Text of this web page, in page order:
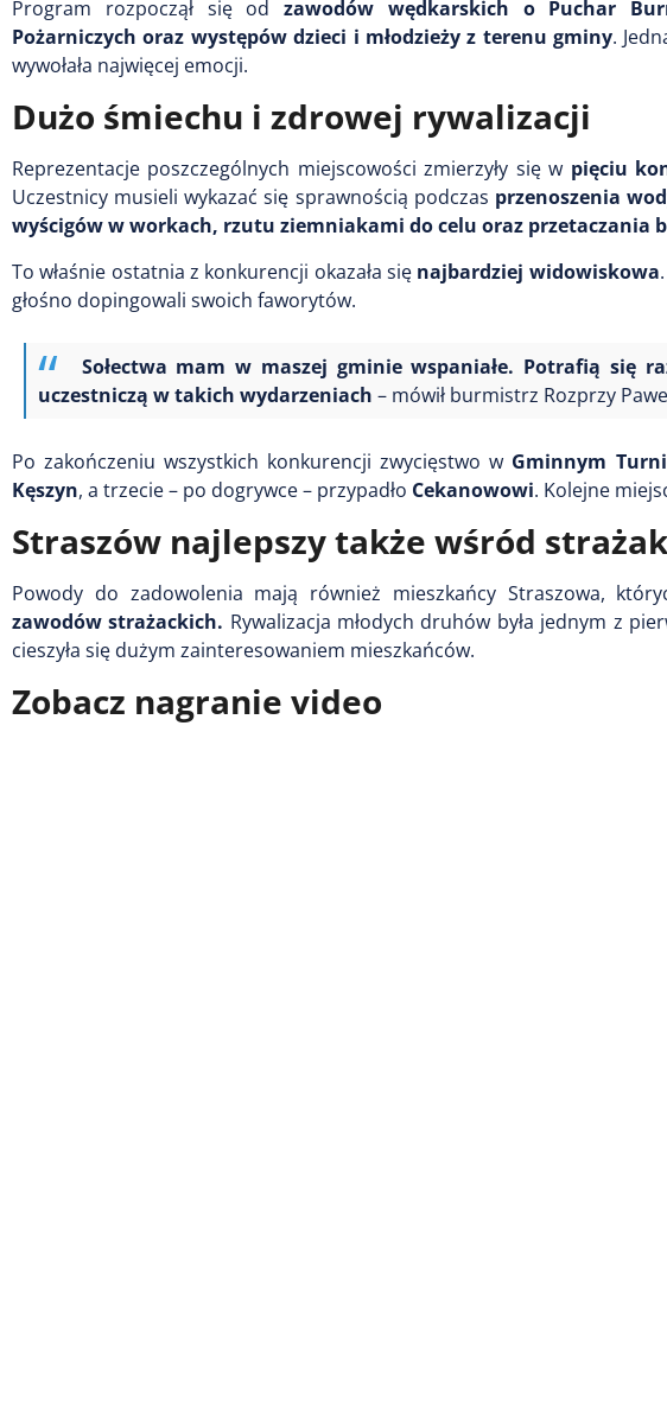
Program rozpoczął się od zawodów wędkarskich o Puchar
Pożarniczych oraz występów dzieci i młodzieży z terenu gminy.
wywołała najwięcej emocji.
Dużo śmiechu i zdrowej rywalizacji
Reprezentacje poszczególnych miejscowości zmierzyły się w pięciu
Uczestnicy musieli wykazać się sprawnością podczas przenoszenia
wyścigów w workach, rzutu ziemniakami do celu oraz przetaczania
To właśnie ostatnia z konkurencji okazała się najbardziej widowiskowa
głośno dopingowali swoich faworytów.
Sołectwa mam w maszej gminie wspaniałe. Potrafią się
uczestniczą w takich wydarzeniach – mówił burmistrz Rozprzy
Po zakończeniu wszystkich konkurencji zwycięstwo w Gminnym
Kęszyn, a trzecie – po dogrywce – przypadło Cekanowowi. Kolejne
Straszów najlepszy także wśród
Powody do zadowolenia mają również mieszkańcy Straszowa,
zawodów strażackich. Rywalizacja młodych druhów była jednym z
cieszyła się dużym zainteresowaniem mieszkańców.
Zobacz nagranie video